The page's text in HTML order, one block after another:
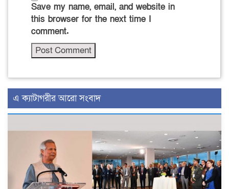
Save my name, email, and website in
this browser for the next time I
comment.
এ ক্যাটাগরীর আরো সংবাদ